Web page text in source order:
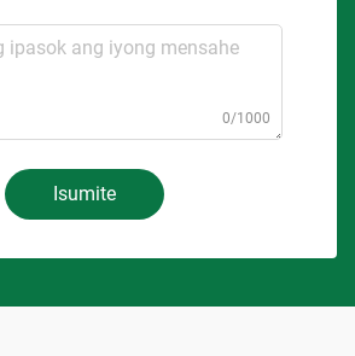
0/1000
Isumite